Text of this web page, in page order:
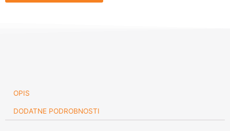
16x8
OPIS
DODATNE PODROBNOSTI